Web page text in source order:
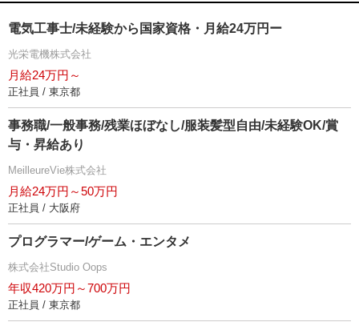
電気工事士/未経験から国家資格・月給24万円ー
光栄電機株式会社
月給24万円～
正社員 / 東京都
事務職/一般事務/残業ほぼなし/服装髪型自由/未経験OK/賞
与・昇給あり
MeilleureVie株式会社
月給24万円～50万円
正社員 / 大阪府
プログラマー/ゲーム・エンタメ
株式会社Studio Oops
年収420万円～700万円
正社員 / 東京都